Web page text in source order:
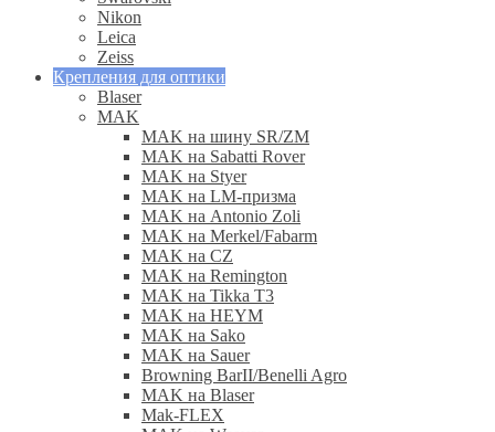
Nikon
Leica
Zeiss
Крепления для оптики
Blaser
MAK
MAK на шину SR/ZM
MAK на Sabatti Rover
MAK на Styer
MAK на LM-призма
MAK на Antonio Zoli
MAK на Merkel/Fabarm
MAK на CZ
MAK на Remington
MAK на Tikka T3
MAK на HEYM
MAK на Sako
MAK на Sauer
Browning BarII/Benelli Agro
MAK на Blaser
Mak-FLEX